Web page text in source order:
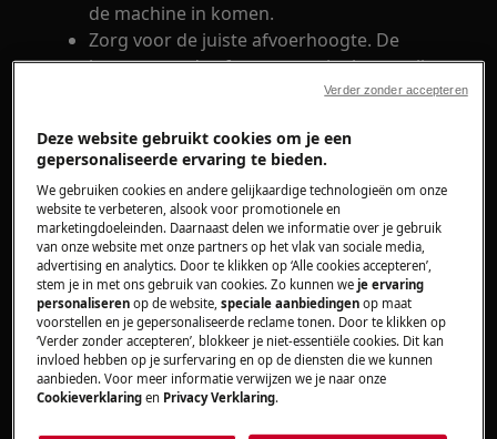
de machine in komen.
Zorg voor de juiste afvoerhoogte. De
hoogte van de afvoer mag niet hoger zijn
dan 100 cm en niet lager dan 60 cm boven
afvoer te hoog of te laag is kan de
afvoerpomp het op te pompen water niet
verwerken.
Zorg ervoor dat de afvoerslang aan de
achterkant van de wasmachine niet
geknikt, beschadigd of gebogen is. Als de
slang dubbel gevouwen zit of geknikt is,
kan het water niet worden afgevoerd.
Deze website gebruikt cookies om je een
gepersonaliseerde ervaring te bieden.
We gebruiken cookies en andere gelijkaardige technologieën om onze
website te verbeteren, alsook voor promotionele en
marketingdoeleinden. Daarnaast delen we informatie over je gebruik
van onze website met onze partners op het vlak van sociale media,
advertising en analytics. Door te klikken op ‘Alle cookies accepteren’,
stem je in met ons gebruik van cookies. Zo kunnen weje ervaring
personaliseren op de website,speciale aanbiedingen op maat
voorstellen en je gepersonaliseerde reclame tonen. Door te klikken op
‘Verder zonder accepteren’, blokkeer je niet-essentiële cookies. Dit kan
invloed hebben op je surfervaring en op de diensten die we kunnen
aanbieden. Voor meer informatie verwijzen we je naar onze
Cookieverklaring en Privacy Verklaring.
Verder zonder accepteren